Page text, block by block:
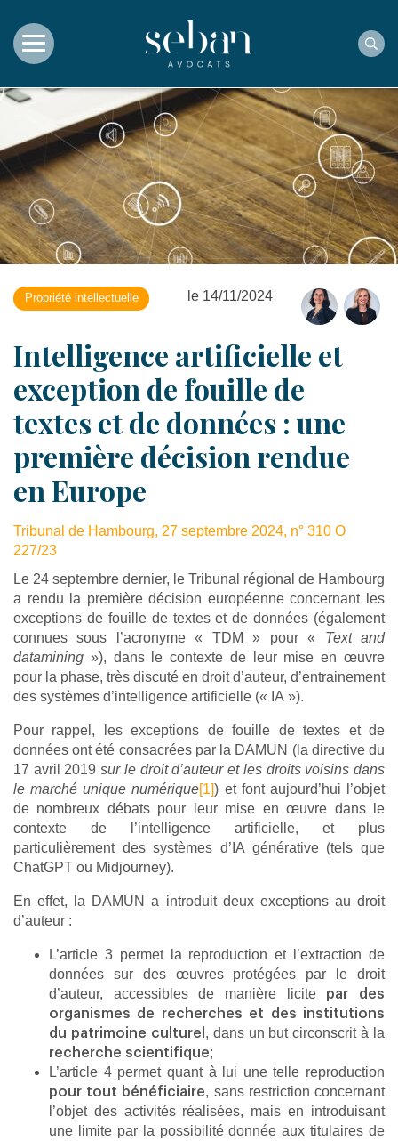
Propriété intellectuelle le 14/11/2024
Intelligence artificielle et
exception de fouille de
textes et de données : une
première décision rendue
en Europe
Tribunal de Hambourg, 27 septembre 2024, n° 310 O
227/23
Le 24 septembre dernier, le Tribunal régional de Hambourg
a rendu la première décision européenne concernant les
exceptions de fouille de textes et de données (également
connues sous l’acronyme « TDM » pour « Text and
datamining »), dans le contexte de leur mise en œuvre
pour la phase, très discuté en droit d’auteur, d’entrainement
des systèmes d’intelligence artificielle (« IA »).
Pour rappel, les exceptions de fouille de textes et de
données ont été consacrées par la DAMUN (la directive du
17 avril 2019sur le droit d’auteur et les droits voisins dans
le marché unique numérique[1]) et font aujourd’hui l’objet
de nombreux débats pour leur mise en œuvre dans le
contexte de l’intelligence artificielle, et plus
particulièrement des systèmes d’IA générative (tels que
ChatGPT ou Midjourney).
En effet, la DAMUN a introduit deux exceptions au droit
d’auteur :
L’article 3 permet la reproduction et l’extraction de
données sur des œuvres protégées par le droit
d’auteur, accessibles de manière licite par des
organismes de recherches et des institutions
du patrimoine culturel , dans un but circonscrit à la
recherche scientifique;
L’article 4 permet quant à lui une telle reproduction
pour tout bénéficiaire, sans restriction concernant
l’objet des activités réalisées, mais en introduisant
une limite par la possibilité donnée aux titulaires de